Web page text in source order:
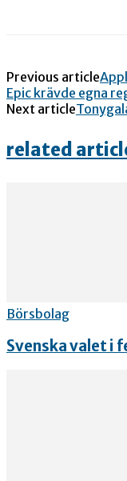
Previous article
Epic krävde egna
Next article
related
Börsbolag
Svenska valet i